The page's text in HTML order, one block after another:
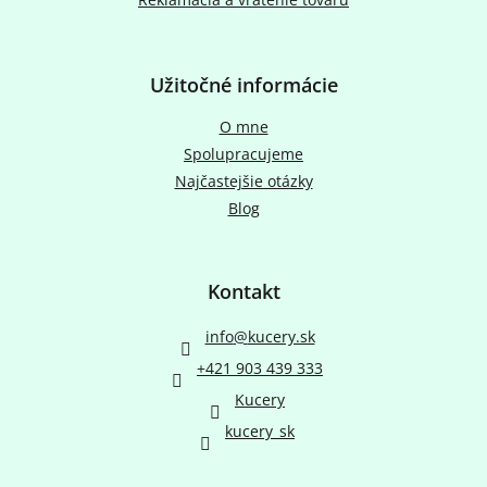
Užitočné informácie
O mne
Spolupracujeme
Najčastejšie otázky
Blog
Kontakt
info@kucery.sk
+421 903 439 333
Kucery
kucery_sk